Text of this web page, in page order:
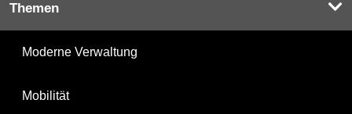
Themen
Moderne Verwaltung
Mobilität